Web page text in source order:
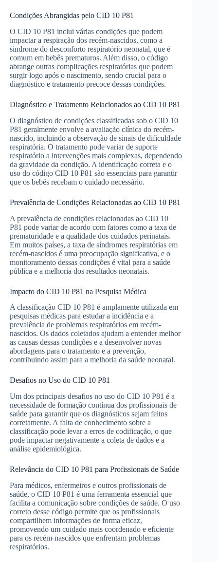
Condições Abrangidas pelo CID 10 P81
O CID 10 P81 inclui várias condições que podem
impactar a respiração dos recém-nascidos, como a
síndrome do desconforto respiratório neonatal, que é
comum em bebês prematuros. Além disso, o código
abrange outras complicações respiratórias que podem
surgir logo após o nascimento, sendo crucial para o
diagnóstico e tratamento precoce dessas condições.
Diagnóstico e Tratamento Relacionados ao CID 10 P81
O diagnóstico de condições classificadas sob o CID 10
P81 geralmente envolve a avaliação clínica do recém-
nascido, incluindo a observação de sinais de dificuldade
respiratória. O tratamento pode variar de suporte
respiratório a intervenções mais complexas, dependendo
da gravidade da condição. A identificação correta e o
uso do código CID 10 P81 são essenciais para garantir
que os bebês recebam o cuidado necessário.
Prevalência de Condições Relacionadas ao CID 10 P81
A prevalência de condições relacionadas ao CID 10
P81 pode variar de acordo com fatores como a taxa de
prematuridade e a qualidade dos cuidados perinatais.
Em muitos países, a taxa de síndromes respiratórias em
recém-nascidos é uma preocupação significativa, e o
monitoramento dessas condições é vital para a saúde
pública e a melhoria dos resultados neonatais.
Impacto do CID 10 P81 na Pesquisa Médica
A classificação CID 10 P81 é amplamente utilizada em
pesquisas médicas para estudar a incidência e a
prevalência de problemas respiratórios em recém-
nascidos. Os dados coletados ajudam a entender melhor
as causas dessas condições e a desenvolver novas
abordagens para o tratamento e a prevenção,
contribuindo assim para a melhoria da saúde neonatal.
Desafios no Uso do CID 10 P81
Um dos principais desafios no uso do CID 10 P81 é a
necessidade de formação contínua dos profissionais de
saúde para garantir que os diagnósticos sejam feitos
corretamente. A falta de conhecimento sobre a
classificação pode levar a erros de codificação, o que
pode impactar negativamente a coleta de dados e a
análise epidemiológica.
Relevância do CID 10 P81 para Profissionais de Saúde
Para médicos, enfermeiros e outros profissionais de
saúde, o CID 10 P81 é uma ferramenta essencial que
facilita a comunicação sobre condições de saúde. O uso
correto desse código permite que os profissionais
compartilhem informações de forma eficaz,
promovendo um cuidado mais coordenado e eficiente
para os recém-nascidos que enfrentam problemas
respiratórios.